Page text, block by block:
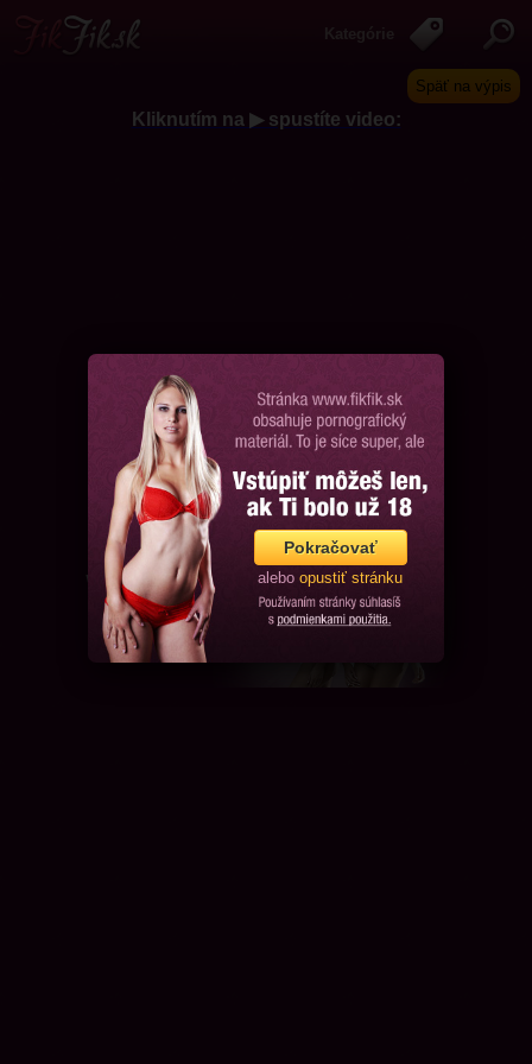
Späť na výpis
Kliknutím na ▶ spustíte video:
Chcem ďalšie videá, prosím
Pokračovať
alebo opustiť stránku